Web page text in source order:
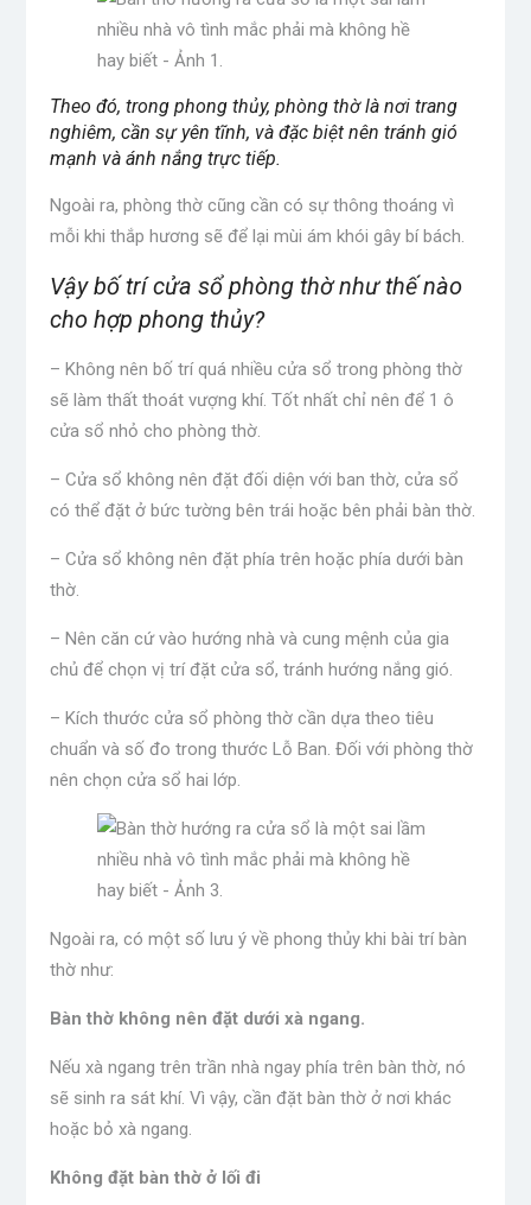
Theo đó, trong phong thủy, phòng thờ là nơi trang
nghiêm, cần sự yên tĩnh, và đặc biệt nên tránh gió
mạnh và ánh nắng trực tiếp.
Ngoài ra, phòng thờ cũng cần có sự thông thoáng vì
mỗi khi thắp hương sẽ để lại mùi ám khói gây bí bách.
Vậy bố trí cửa sổ phòng thờ như thế nào
cho hợp phong thủy?
– Không nên bố trí quá nhiều cửa sổ trong phòng thờ
sẽ làm thất thoát vượng khí. Tốt nhất chỉ nên để 1 ô
cửa sổ nhỏ cho phòng thờ.
– Cửa sổ không nên đặt đối diện với ban thờ, cửa sổ
có thể đặt ở bức tường bên trái hoặc bên phải bàn thờ.
– Cửa sổ không nên đặt phía trên hoặc phía dưới bàn
thờ.
– Nên căn cứ vào hướng nhà và cung mệnh của gia
chủ để chọn vị trí đặt cửa sổ, tránh hướng nắng gió.
– Kích thước cửa sổ phòng thờ cần dựa theo tiêu
chuẩn và số đo trong thước Lỗ Ban. Đối với phòng thờ
nên chọn cửa sổ hai lớp.
Ngoài ra, có một số lưu ý về phong thủy khi bài trí bàn
thờ như:
Bàn thờ không nên đặt dưới xà ngang.
Nếu xà ngang trên trần nhà ngay phía trên bàn thờ, nó
sẽ sinh ra sát khí. Vì vậy, cần đặt bàn thờ ở nơi khác
hoặc bỏ xà ngang.
Không đặt bàn thờ ở lối đi